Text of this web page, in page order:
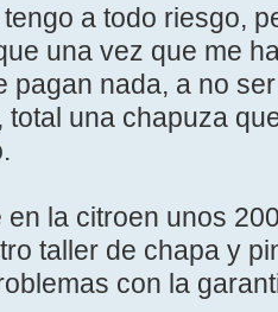
a todo riesgo,
una vez que me
pagan nada, a no
una chapuza
en la citroen unos
taller de chapa y
con la